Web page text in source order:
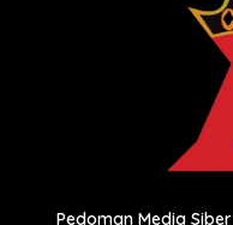
Pedoman Media Siber